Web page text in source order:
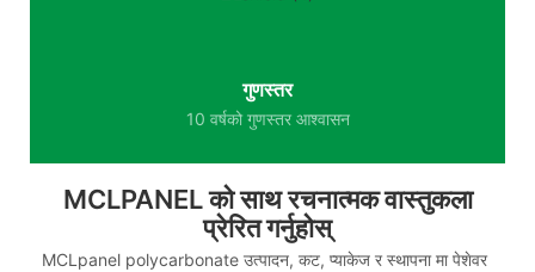
गुणस्तर
10 वर्षको गुणस्तर आश्वासन
MCLPANEL को साथ रचनात्मक वास्तुकला
प्रेरित गर्नुहोस्
MCLpanel polycarbonate उत्पादन, कट, प्याकेज र स्थापना मा पेशेवर